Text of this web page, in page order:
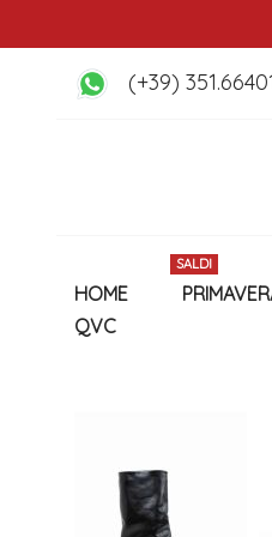
(+39)
HOME
SALDI
QVC
della
galleria